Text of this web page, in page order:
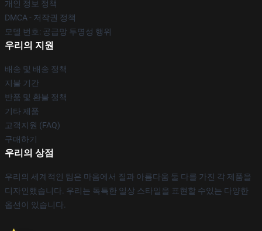
개인 정보 정책
DMCA - 저작권 정책
모델 번호: 공급망 투명성 행위
우리의 지원
배송 및 배송 정책
지불 기간
반품 및 환불 정책
기타 제품
고객지원 (FAQ)
구매하기
우리의 상점
우리의 세계적인 팀은 마음에서 질과 아름다움 둘 다를 가진 각 제품을
디자인했습니다. 우리는 독특한 일상 스타일을 표현할 수있는 다양한
옵션이 있습니다.